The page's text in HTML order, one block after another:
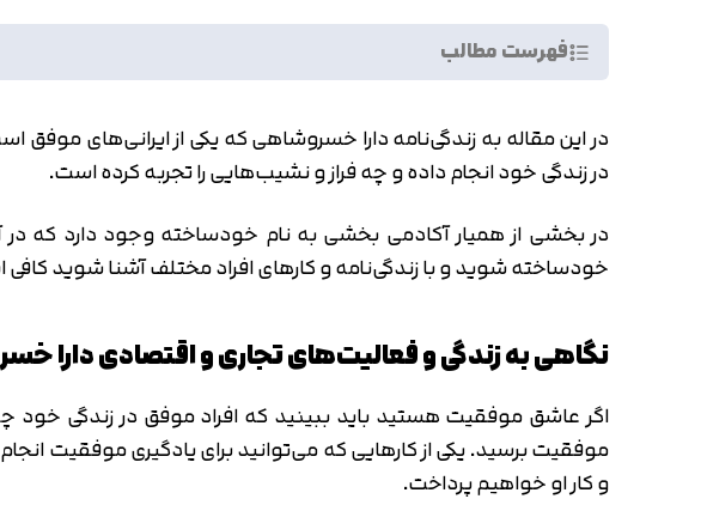
فهرست مطالب
در این مقاله به زندگی‌نامه دارا خسروشاهی که یکی از ایرانی‌های
در زندگی خود انجام داده و چه فراز و نشیب‌هایی را تجربه کرده است.
در بخشی از همیار آکادمی بخشی به نام خودساخته وجود دارد که
خودساخته شوید و با زندگی‌نامه و کارهای افراد مختلف آشنا شوید
نگاهی به زندگی و فعالیت‌های تجاری و اقتصادی دارا
اگر عاشق موفقیت هستید باید ببینید که افراد موفق در زندگی خود
موفقیت برسید. یکی از کارهایی که می‌توانید برای یادگیری موفقیت
و کار او خواهیم پرداخت.